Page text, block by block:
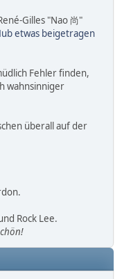
Gilles "Nao 尚"
etwas beigetragen
Fehler finden,
wahnsinniger
überall auf der
Rock Lee.